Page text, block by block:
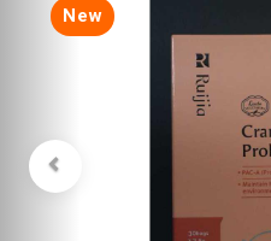
New